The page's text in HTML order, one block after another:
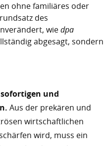
ohne familiäres oder
des
wiedpa
abgesagt, sondern
und
Aus der prekären und
wirtschaftlichen
wird, muss ein